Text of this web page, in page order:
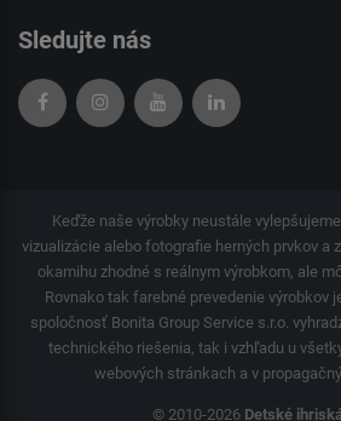
Sledujte nás
Keďže naše výrobky neustále
vizualizácie alebo fotografie herných prvkov a
okamihu zhodné s reálnym výrobkom, ale
Rovnako tak farebné prevedenie výrobkov
spoločnosť Bonita Group Service s.r.o.
technického riešenia, tak i vzhľadu u
webových stránkach a v
© 2010-2026 Detské